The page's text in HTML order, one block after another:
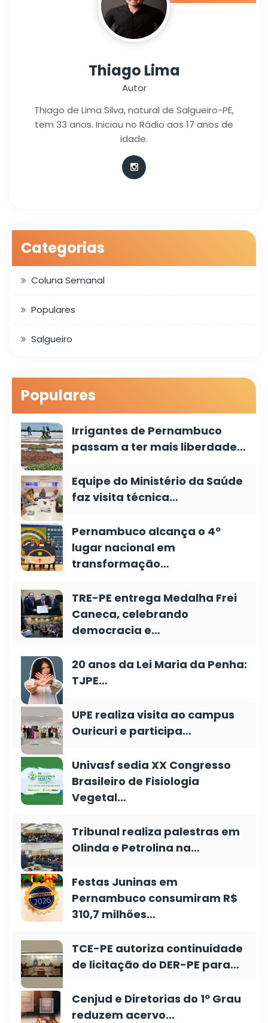
Thiago Lima
Autor
Thiago de Lima Silva, natural de Salgueiro-PE,
tem 33 anos. Iniciou no Rádio aos 17 anos de
idade.
Categorias
Coluna Semanal
Populares
Salgueiro
Populares
Irrigantes de Pernambuco
passam a ter mais liberdade…
Equipe do Ministério da Saúde
faz visita técnica…
Pernambuco alcança o 4º
lugar nacional em
transformação…
TRE-PE entrega Medalha Frei
Caneca, celebrando
democracia e…
20 anos da Lei Maria da Penha:
TJPE…
UPE realiza visita ao campus
Ouricuri e participa…
Univasf sedia XX Congresso
Brasileiro de Fisiologia
Vegetal…
Tribunal realiza palestras em
Olinda e Petrolina na…
Festas Juninas em
Pernambuco consumiram R$
310,7 milhões…
TCE-PE autoriza continuidade
de licitação do DER-PE para…
Cenjud e Diretorias do 1º Grau
reduzem acervo…